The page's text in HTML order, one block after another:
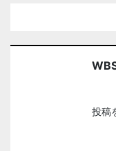
投稿